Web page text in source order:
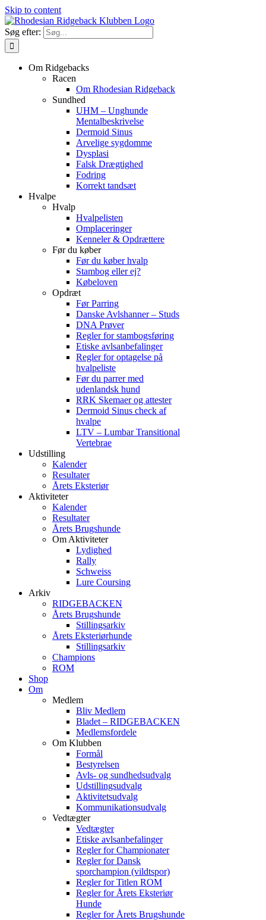
Skip to content
Søg efter:
Om Ridgebacks
Racen
Om Rhodesian Ridgeback
Sundhed
UHM – Unghunde
Mentalbeskrivelse
Dermoid Sinus
Arvelige sygdomme
Dysplasi
Falsk Drægtighed
Fodring
Korrekt tandsæt
Hvalpe
Hvalp
Hvalpelisten
Omplaceringer
Kenneler & Opdrættere
Før du køber
Før du køber hvalp
Stambog eller ej?
Købeloven
Opdræt
Før Parring
Danske Avlshanner – Studs
DNA Prøver
Regler for stambogsføring
Etiske avlsanbefalinger
Regler for optagelse på
hvalpeliste
Før du parrer med
udenlandsk hund
RRK Skemaer og attester
Dermoid Sinus check af
hvalpe
LTV – Lumbar Transitional
Vertebrae
Udstilling
Kalender
Resultater
Årets Eksteriør
Aktiviteter
Kalender
Resultater
Årets Brugshunde
Om Aktiviteter
Lydighed
Rally
Schweiss
Lure Coursing
Arkiv
RIDGEBACKEN
Årets Brugshunde
Stillingsarkiv
Årets Eksteriørhunde
Stillingsarkiv
Champions
ROM
Shop
Om
Medlem
Bliv Medlem
Bladet – RIDGEBACKEN
Medlemsfordele
Om Klubben
Formål
Bestyrelsen
Avls- og sundhedsudvalg
Udstillingsudvalg
Aktivitetsudvalg
Kommunikationsudvalg
Vedtægter
Vedtægter
Etiske avlsanbefalinger
Regler for Championater
Regler for Dansk
sporchampion (vildtspor)
Regler for Titlen ROM
Regler for Årets Eksteriør
Hunde
Regler for Årets Brugshunde